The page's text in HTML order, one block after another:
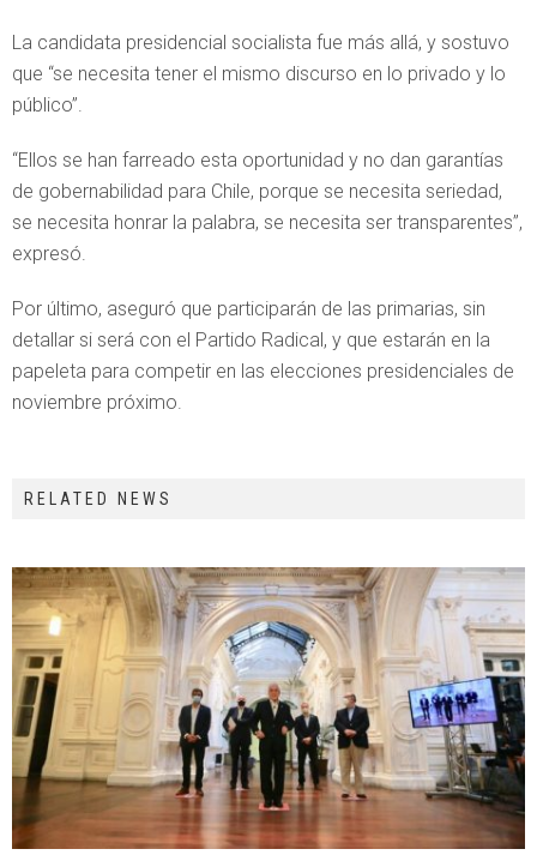
La candidata presidencial socialista fue más allá, y sostuvo
que “se necesita tener el mismo discurso en lo privado y lo
público”.
“Ellos se han farreado esta oportunidad y no dan garantías
de gobernabilidad para Chile, porque se necesita seriedad,
se necesita honrar la palabra, se necesita ser transparentes”,
expresó.
Por último, aseguró que participarán de las primarias, sin
detallar si será con el Partido Radical, y que estarán en la
papeleta para competir en las elecciones presidenciales de
noviembre próximo.
RELATED NEWS